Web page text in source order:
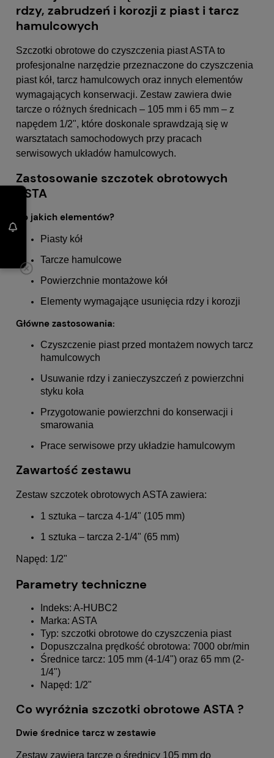
rdzy, zabrudzeń i korozji z piast i tarcz
hamulcowych
Szczotki obrotowe do czyszczenia piast ASTA to
profesjonalne narzędzie przeznaczone do czyszczenia
piast kół, tarcz hamulcowych oraz innych elementów
wymagających konserwacji. Zestaw zawiera dwie
tarcze o różnych średnicach – 105 mm i 65 mm – z
napędem 1/2", które doskonale sprawdzają się w
warsztatach samochodowych przy pracach
serwisowych układów hamulcowych.
Zastosowanie szczotek obrotowych
ASTA
Do jakich elementów?
Piasty kół
Tarcze hamulcowe
Powierzchnie montażowe kół
Elementy wymagające usunięcia rdzy i korozji
Główne zastosowania:
Czyszczenie piast przed montażem nowych tarcz
hamulcowych
Usuwanie rdzy i zanieczyszczeń z powierzchni
styku koła
Przygotowanie powierzchni do konserwacji i
smarowania
Prace serwisowe przy układzie hamulcowym
Zawartość zestawu
Zestaw szczotek obrotowych ASTA zawiera:
1 sztuka – tarcza 4-1/4" (105 mm)
1 sztuka – tarcza 2-1/4" (65 mm)
Napęd: 1/2"
Parametry techniczne
Indeks: A-HUBC2
Marka: ASTA
Typ: szczotki obrotowe do czyszczenia piast
Dopuszczalna prędkość obrotowa: 7000 obr/min
Średnice tarcz: 105 mm (4-1/4") oraz 65 mm (2-
1/4")
Napęd: 1/2"
Co wyróżnia szczotki obrotowe ASTA ?
Dwie średnice tarcz w zestawie
Zestaw zawiera tarczę o średnicy 105 mm do